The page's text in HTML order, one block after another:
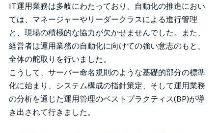
IT運用業務は多岐にわたっており、自動化の推進におい
ては、マネージャーやリーダークラスによる進行管理
と、現場の積極的な協力が欠かせませんでした。また、
経営者は運用業務の自動化に向けての強い意志のもと、
全体の舵取りを行いました。
こうして、サーバー命名規則のような基礎的部分の標準
化に始まり、システム構成の指針策定、そして運用業務
の分析を通じた運用管理のベストプラクティス(BP)が導
き出されて行きました。